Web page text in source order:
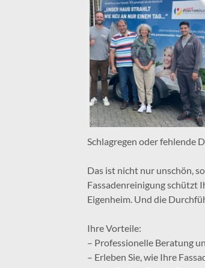
Schlagregen oder fehlende
Das ist nicht nur unschön,
Fassadenreinigung schützt
Eigenheim. Und die
Ihre Vorteile:
– Professionelle Beratung
– Erleben Sie, wie Ihre